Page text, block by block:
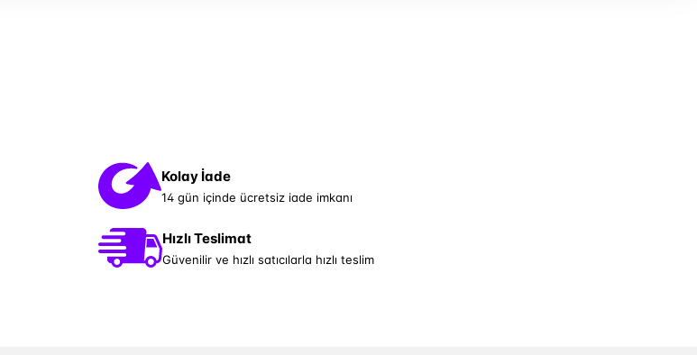
Kolay İade
14 gün içinde ücretsiz iade imkanı
Hızlı Teslimat
Güvenilir ve hızlı satıcılarla hızlı teslim